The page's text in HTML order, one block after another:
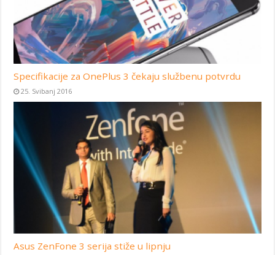
Specifikacije za OnePlus 3 čekaju službenu potvrdu
25. Svibanj 2016
Asus ZenFone 3 serija stiže u lipnju